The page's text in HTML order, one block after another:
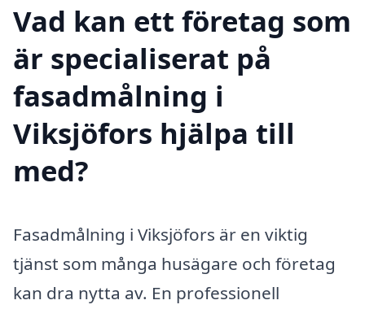
Vad kan ett företag som
är specialiserat på
fasadmålning i
Viksjöfors hjälpa till
med?
Fasadmålning i Viksjöfors är en viktig
tjänst som många husägare och företag
kan dra nytta av. En professionell